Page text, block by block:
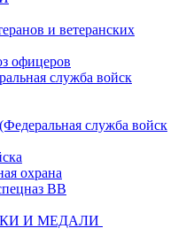
и ветеранских
офицеров
служба войск
служба войск
охрана
ВВ
И МЕДАЛИ